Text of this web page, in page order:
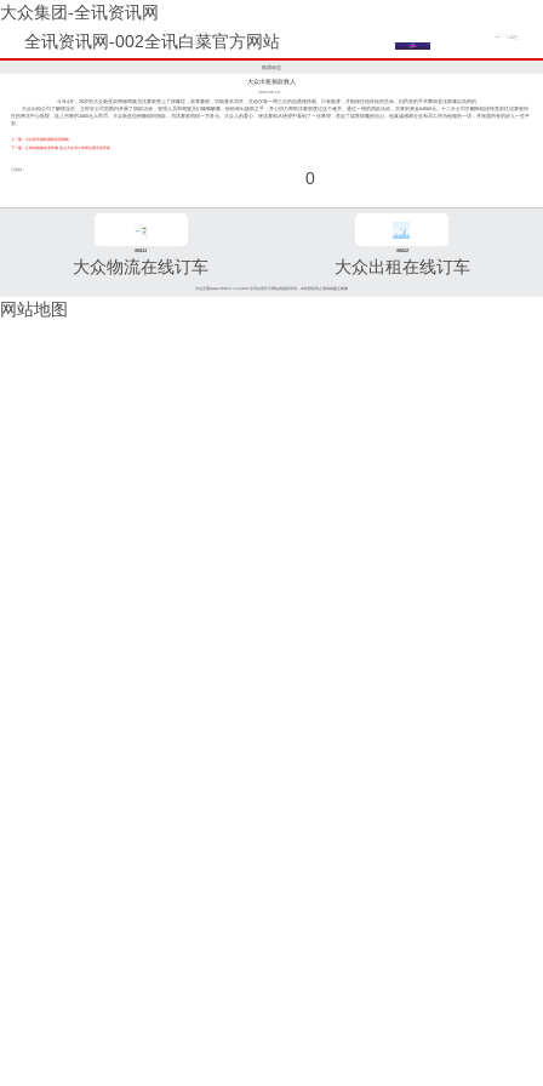
大众集团-全讯资讯网
全讯资讯网-002全讯白菜官方网站
集团动态
大众出租捐款救人
2004-05-19
今年4月，28岁的大众新亚崇明籍驾驶员沈赛权患上了尿毒症，双肾萎缩，功能基本消失，生命仅靠一周三次的血透维持着。只有换肾，才能保住他年轻的生命，但昂贵的手术费却是沈家难以负荷的。
大众出租公司了解情况后，立即在公司范围内开展了捐款活动，管理人员和驾驶员们慷慨解囊，纷纷伸出援助之手，齐心协力帮助沈赛权度过这个难关。通过一周的捐款活动，共筹到资金64560元。十二分公司巾帼班组还特意前往沈赛权所
住的闸北中心医院，送上另筹的1000元人民币。大众新亚也积极组织捐款，为沈赛权捐得一万多元。大众人的爱心，使沈赛权从绝望中看到了一丝希望，坚定了战胜病魔的信心。他真诚感谢企业和员工所为他做的一切，并祝愿所有的好人一生平
上一篇：大众租车接轨国际租赁网络
下一篇：让绿色植物走进车厢 金山大众与小学师生携手促环保
分享到： 0
96811
大众物流在线订车
96822
大众出租在线订车
大众交通(www.96822.com)002全讯白菜官方网站的版权所有，未经授权禁止复制或建立镜像
网站地图